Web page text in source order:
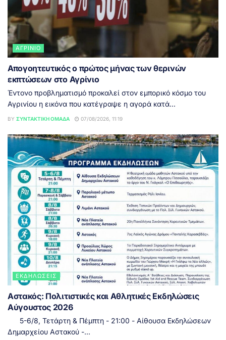
ΑΓΡΊΝΙΟ
Απογοητευτικός ο πρώτος μήνας των θερινών
εκπτώσεων στο Αγρίνιο
Έντονο προβληματισμό προκαλεί στον εμπορικό κόσμο του
Αγρινίου η εικόνα που κατέγραψε η αγορά κατά...
BY ΣΥΝΤΑΚΤΙΚΉ ΟΜΆΔΑ 07/08/2026, 11:19
ΕΚΔΗΛΏΣΕΙΣ
Αστακός: Πολιτιστικές και Αθλητικές Εκδηλώσεις
Αύγουστος 2026
5-6/8, Τετάρτη & Πέμπτη - 21:00 - Αίθουσα Εκδηλώσεων
Δημαρχείου Αστακού -...